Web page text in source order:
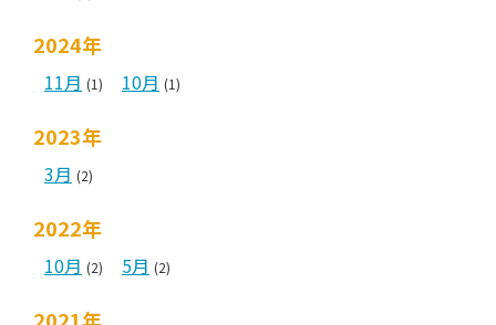
2024年
11月 (1) 10月 (1)
2023年
3月 (2)
2022年
10月 (2) 5月 (2)